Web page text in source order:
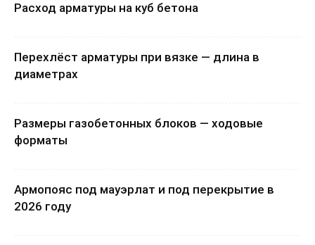
Расход арматуры на куб бетона
Перехлёст арматуры при вязке — длина в
диаметрах
Размеры газобетонных блоков — ходовые
форматы
Армопояс под мауэрлат и под перекрытие в
2026 году